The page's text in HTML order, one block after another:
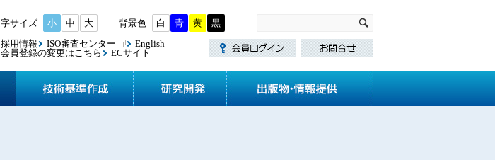
小 中 大 白 青 黄
黒
採用情報
ISO審査センター
English
会員登録の変更はこちら
ECサイト
検査・認定等 資格試験・講習